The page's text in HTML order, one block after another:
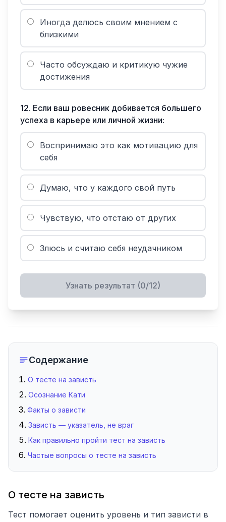
Иногда делюсь своим мнением с
близкими
Часто обсуждаю и критикую чужие
достижения
12. Если ваш ровесник добивается большего
успеха в карьере или личной жизни:
Воспринимаю это как мотивацию для
себя
Думаю, что у каждого свой путь
Чувствую, что отстаю от других
Злюсь и считаю себя неудачником
Узнать результат (0/12)
Содержание
О тесте на зависть
Осознание Кати
Факты о зависти
Зависть — указатель, не враг
Как правильно пройти тест на зависть
Частые вопросы о тесте на зависть
О тесте на зависть
Тест помогает оценить уровень и тип зависти в